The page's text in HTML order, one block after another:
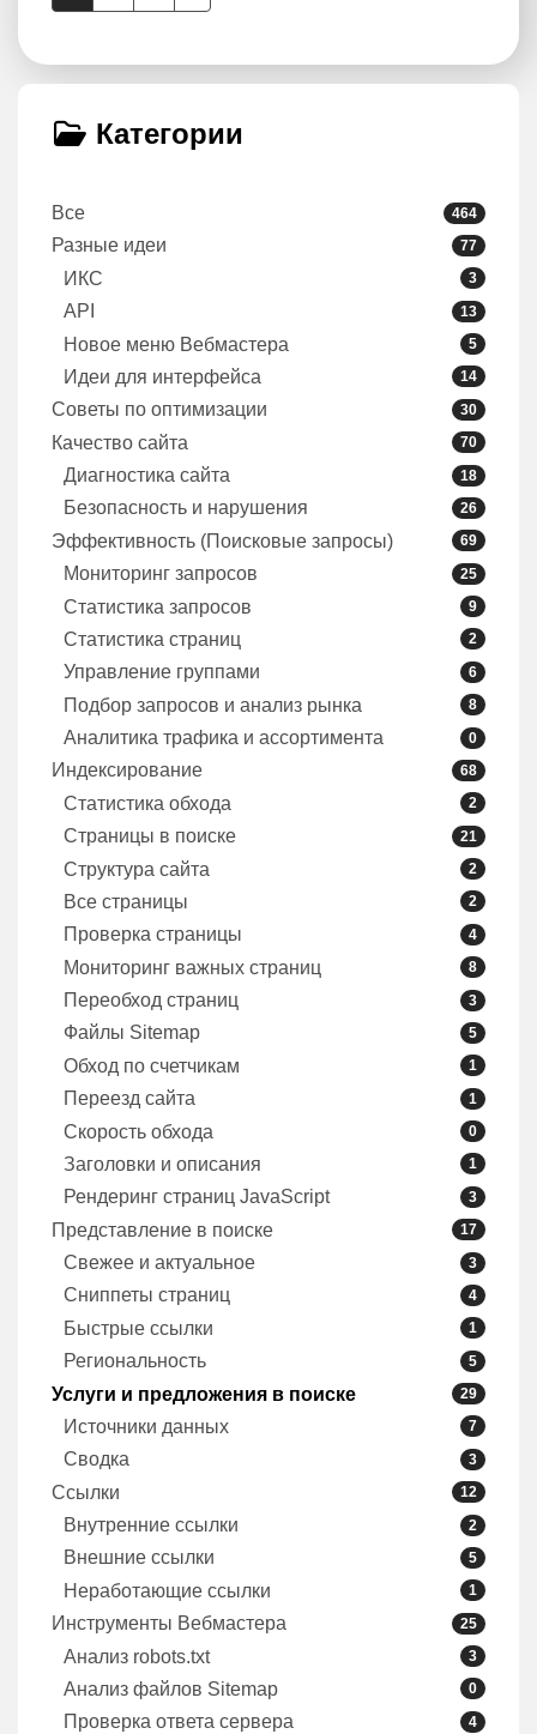
Категории
Все 464
Разные идеи 77
ИКС 3
API 13
Новое меню Вебмастера 5
Идеи для интерфейса 14
Советы по оптимизации 30
Качество сайта 70
Диагностика сайта 18
Безопасность и нарушения 26
Эффективность (Поисковые запросы) 69
Мониторинг запросов 25
Статистика запросов 9
Статистика страниц 2
Управление группами 6
Подбор запросов и анализ рынка 8
Аналитика трафика и ассортимента 0
Индексирование 68
Статистика обхода 2
Страницы в поиске 21
Структура сайта 2
Все страницы 2
Проверка страницы 4
Мониторинг важных страниц 8
Переобход страниц 3
Файлы Sitemap 5
Обход по счетчикам 1
Переезд сайта 1
Скорость обхода 0
Заголовки и описания 1
Рендеринг страниц JavaScript 3
Представление в поиске 17
Свежее и актуальное 3
Сниппеты страниц 4
Быстрые ссылки 1
Региональность 5
Услуги и предложения в поиске 29
Источники данных 7
Сводка 3
Ссылки 12
Внутренние ссылки 2
Внешние ссылки 5
Неработающие ссылки 1
Инструменты Вебмастера 25
Анализ robots.txt 3
Анализ файлов Sitemap 0
Проверка ответа сервера 4